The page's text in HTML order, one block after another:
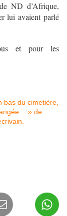
ND d’Afrique,
lui avaient parlé
et pour les